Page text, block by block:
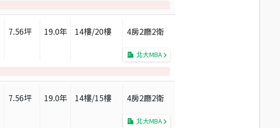
7.56坪 19.0年 14樓/20樓 4房2廳2衛
北大MBA
7.56坪 19.0年 14樓/15樓 4房2廳2衛
北大MBA